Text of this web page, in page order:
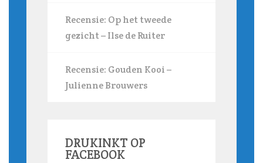
Recensie: Op het tweede
gezicht – Ilse de Ruiter
Recensie: Gouden Kooi –
Julienne Brouwers
DRUKINKT OP
FACEBOOK